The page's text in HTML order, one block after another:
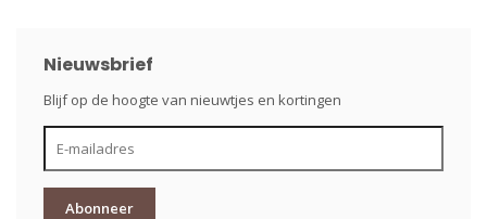
Nieuwsbrief
Blijf op de hoogte van nieuwtjes en kortingen
Abonneer